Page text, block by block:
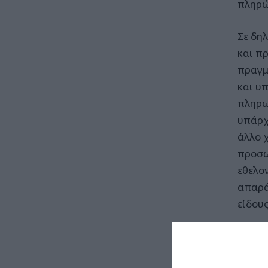
Σε
και
και
άλλο